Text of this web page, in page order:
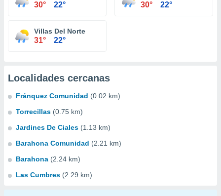
30° 22° 30° 22°
Villas Del Norte
31° 22°
Localidades cercanas
Fránquez Comunidad (0.02 km)
Torrecillas (0.75 km)
Jardines De Ciales (1.13 km)
Barahona Comunidad (2.21 km)
Barahona (2.24 km)
Las Cumbres (2.29 km)